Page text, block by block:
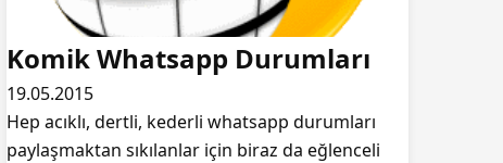
Komik Whatsapp Durumları
19.05.2015
Hep acıklı, dertli, kederli whatsapp durumları
paylaşmaktan sıkılanlar için biraz da eğlenceli